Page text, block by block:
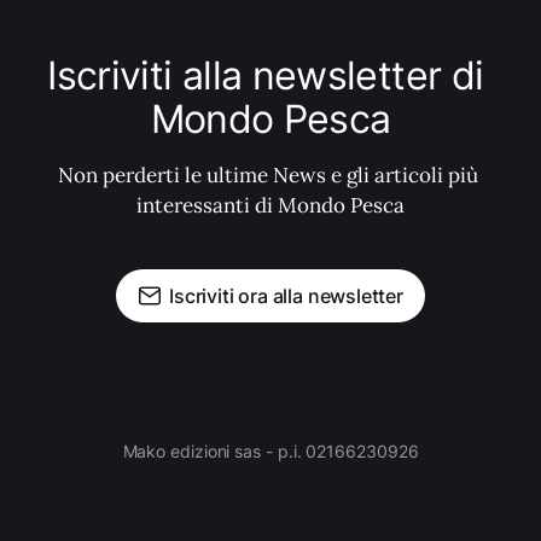
Iscriviti alla newsletter di
Mondo Pesca
Non perderti le ultime News e gli articoli più
interessanti di Mondo Pesca
Iscriviti ora alla newsletter
Mako edizioni sas - p.i. 02166230926